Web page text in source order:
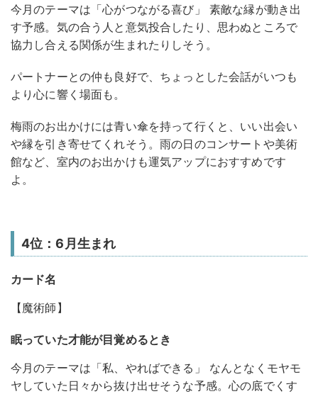
今月のテーマは「心がつながる喜び」 素敵な縁が動き出
す予感。気の合う人と意気投合したり、思わぬところで
協力し合える関係が生まれたりしそう。
パートナーとの仲も良好で、ちょっとした会話がいつも
より心に響く場面も。
梅雨のお出かけには青い傘を持って行くと、いい出会い
や縁を引き寄せてくれそう。雨の日のコンサートや美術
館など、室内のお出かけも運気アップにおすすめです
よ。
4位：6月生まれ
カード名
【魔術師】
眠っていた才能が目覚めるとき
今月のテーマは「私、やればできる」 なんとなくモヤモ
ヤしていた日々から抜け出せそうな予感。心の底でくす